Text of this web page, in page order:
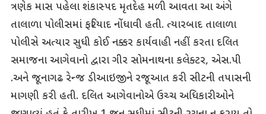
ત્રણેક માસ પહેલા શંકાસ્પદ મૃતદેહ મળી આવતા આ અંગે
તાલાળા પોલીસમાં ફરિયાદ નોંધાવી હતી. ત્યારબાદ તાલાળા
પોલીસે અત્યાર સુધી કોઈ નક્કર કાર્યવાહી નહીં કરતા દલિત
સમાજના આગેવાનો દ્વારા ગીર સોમનાથના કલેક્ટર, એસ.પી
.અને જૂનાગઢ રેન્જ ડીઆઇજીને રજૂઆત કરી સીટની તપાસની
માગણી કરી હતી. દલિત આગેવાનોએ ઉચ્ચ અધિકારીઓને